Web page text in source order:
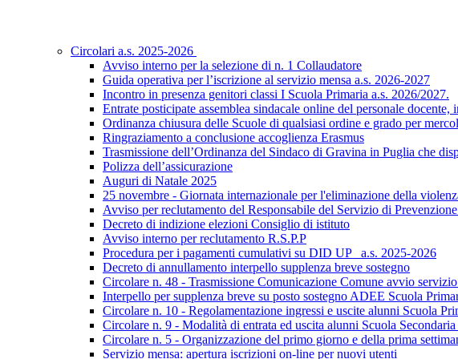
Circolari a.s. 2025-2026
Avviso interno per la selezione di n. 1 Collaudatore
Guida operativa per l’iscrizione al servizio mensa a.s. 2026-2027
Incontro in presenza genitori classi I Scuola Primaria a.s. 2026/2027.
Entrate posticipate assemblea sindacale online del personale
Ordinanza chiusura delle Scuole di qualsiasi ordine e grado per
Ringraziamento a conclusione accoglienza Erasmus
Trasmissione dell’Ordinanza del Sindaco di Gravina in Puglia che
Polizza dell’assicurazione
Auguri di Natale 2025
25 novembre - Giornata internazionale per l'eliminazione della
Avviso per reclutamento del Responsabile del Servizio di
Decreto di indizione elezioni Consiglio di istituto
Avviso interno per reclutamento R.S.P.P
Procedura per i pagamenti cumulativi su DID UP _a.s. 2025-2026
Decreto di annullamento interpello supplenza breve sostegno
Circolare n. 48 - Trasmissione Comunicazione Comune avvio
Interpello per supplenza breve su posto sostegno ADEE Scuola
Circolare n. 10 - Regolamentazione ingressi e uscite alunni Scuola
Circolare n. 9 - Modalità di entrata ed uscita alunni Scuola
Circolare n. 5 - Organizzazione del primo giorno e della prima
Servizio mensa: apertura iscrizioni on-line per nuovi utenti